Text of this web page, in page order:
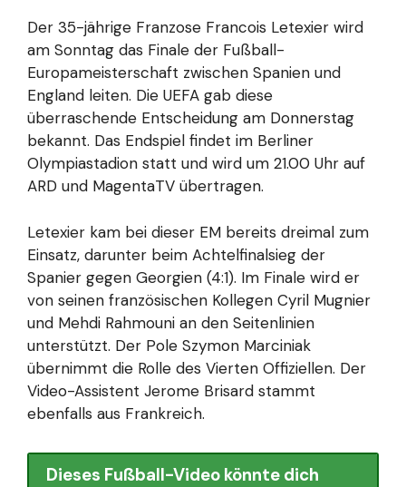
Der 35-jährige Franzose Francois Letexier wird
am Sonntag das Finale der Fußball-
Europameisterschaft zwischen Spanien und
England leiten. Die UEFA gab diese
überraschende Entscheidung am Donnerstag
bekannt. Das Endspiel findet im Berliner
Olympiastadion statt und wird um 21.00 Uhr auf
ARD und MagentaTV übertragen.
Letexier kam bei dieser EM bereits dreimal zum
Einsatz, darunter beim Achtelfinalsieg der
Spanier gegen Georgien (4:1). Im Finale wird er
von seinen französischen Kollegen Cyril Mugnier
und Mehdi Rahmouni an den Seitenlinien
unterstützt. Der Pole Szymon Marciniak
übernimmt die Rolle des Vierten Offiziellen. Der
Video-Assistent Jerome Brisard stammt
ebenfalls aus Frankreich.
Dieses Fußball-Video könnte dich